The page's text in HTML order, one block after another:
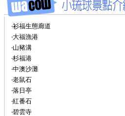
‧衫福生態廊道
‧大福漁港
‧山豬溝
‧杉福港
‧中澳沙灘
‧老鼠石
‧落日亭
‧紅番石
‧碧雲寺